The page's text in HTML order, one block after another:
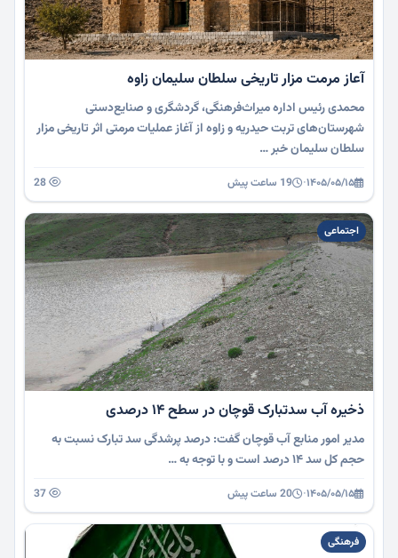
آعاز مرمت مزار تاریخی سلطان سلیمان زاوه
محمدی رئیس اداره میراث‌فرهنگی، گردشگری و صنایع‌دستی
شهرستان‌های تربت حیدریه و زاوه از آغاز عملیات مرمتی اثر تاریخی مزار
سلطان سلیمان خبر …
۱۴۰۵/۰۵/۱۵· 19 ساعت پیش
اجتماعی
ذخیره آب سدتبارک قوچان در سطح ۱۴ درصدی
مدیر امور منابع آب قوچان گفت: درصد پرشدگی سد تبارک نسبت به
حجم کل سد ۱۴ درصد است و با توجه به …
۱۴۰۵/۰۵/۱۵· 20 ساعت پیش
فرهنگی